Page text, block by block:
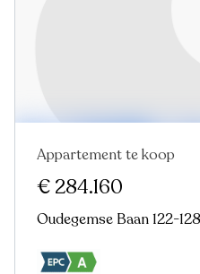
Appartement te koop
€ 284.160
Oudegemse Baan 122-